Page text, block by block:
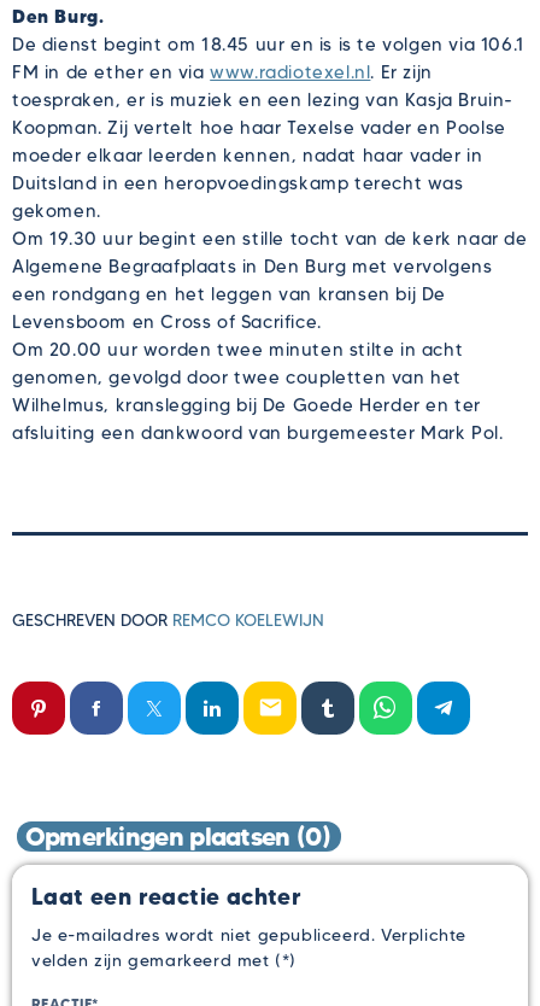
Den Burg.
De dienst begint om 18.45 uur en is is te volgen via 106.1
FM in de ether en viawww.radiotexel.nl. Er zijn
toespraken, er is muziek en een lezing van Kasja Bruin-
Koopman. Zij vertelt hoe haar Texelse vader en Poolse
moeder elkaar leerden kennen, nadat haar vader in
Duitsland in een heropvoedingskamp terecht was
gekomen.
Om 19.30 uur begint een stille tocht van de kerk naar de
Algemene Begraafplaats in Den Burg met vervolgens
een rondgang en het leggen van kransen bij De
Levensboom en Cross of Sacrifice.
Om 20.00 uur worden twee minuten stilte in acht
genomen, gevolgd door twee coupletten van het
Wilhelmus, kranslegging bij De Goede Herder en ter
afsluiting een dankwoord van burgemeester Mark Pol.
GESCHREVEN DOOR REMCO KOELEWIJN
email
Opmerkingen plaatsen (0)
Laat een reactie achter
Je e-mailadres wordt niet gepubliceerd. Verplichte
velden zijn gemarkeerd met (*)